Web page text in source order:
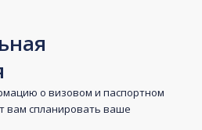
о визовом и паспортном
вам спланировать ваше